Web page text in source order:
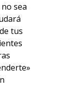
sea
tus